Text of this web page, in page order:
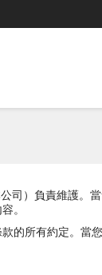
）負責維護。
。
的所有約定。當